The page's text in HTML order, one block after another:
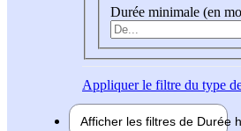
Durée minimale (en
Appliquerle filtre du type
Afficher les filtres de Durée